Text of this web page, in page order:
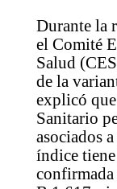
Durante la
el Comité
Salud
de la
explicó
Sanitario
asociados
índice
confirmada